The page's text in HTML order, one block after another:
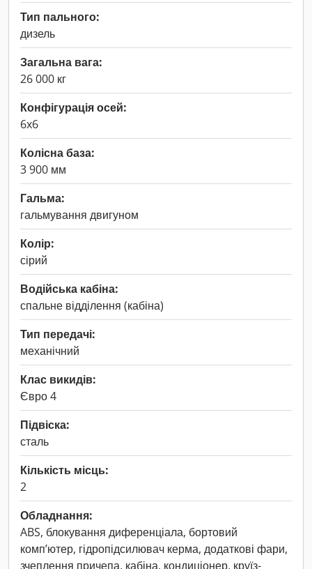
Тип пального:
дизель
Загальна вага:
26 000 кг
Конфігурація осей:
6x6
Колісна база:
3 900 мм
Гальма:
гальмування двигуном
Колір:
сірий
Водійська кабіна:
спальне відділення (кабіна)
Тип передачі:
механічний
Клас викидів:
Євро 4
Підвіска:
сталь
Кількість місць:
2
Обладнання:
ABS, блокування диференціала, бортовий
комп’ютер, гідропідсилювач керма, додаткові фари,
зчеплення причепа, кабіна, кондиціонер, круїз-